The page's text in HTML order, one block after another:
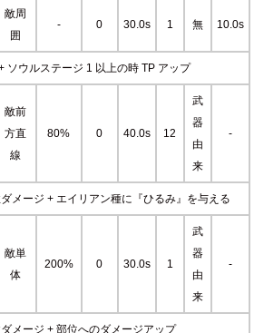
敵周
囲
- 0 30.0s 1 無 10.0s
ソウルステージ 1 以上の時 TP アップ
敵前
方直
線
80% 0 40.0s 12
武
器
由
来
-
メージ + エイリアン種に『ひるみ』を与える
敵単
体
200% 0 30.0s 1
武
器
由
来
-
メージ + 部位へのダメージアップ